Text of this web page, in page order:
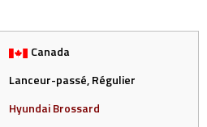
Canada
Lanceur-passé, Régulier
Hyundai Brossard